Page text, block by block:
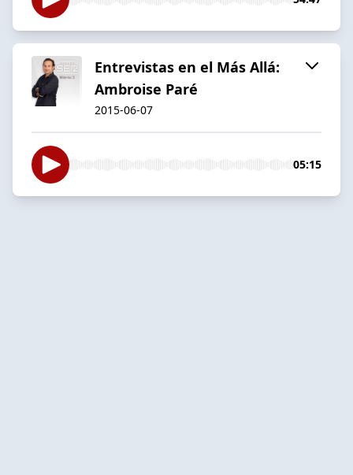
Entrevistas en el Más Allá:
Ambroise Paré
2015-06-07
05:15